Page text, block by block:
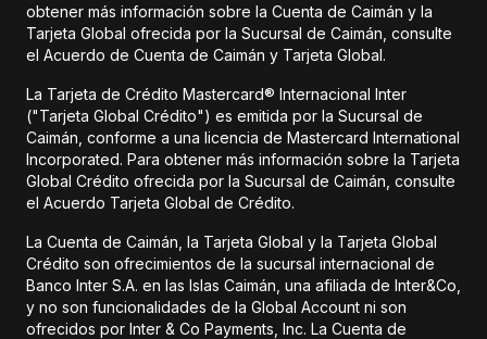
obtener más información sobre la Cuenta de Caimán y la
Tarjeta Global ofrecida por la Sucursal de Caimán, consulte
el Acuerdo de Cuenta de Caimán y Tarjeta Global.
La Tarjeta de Crédito Mastercard® Internacional Inter
("Tarjeta Global Crédito") es emitida por la Sucursal de
Caimán, conforme a una licencia de Mastercard International
Incorporated. Para obtener más información sobre la Tarjeta
Global Crédito ofrecida por la Sucursal de Caimán, consulte
el Acuerdo Tarjeta Global de Crédito.
La Cuenta de Caimán, la Tarjeta Global y la Tarjeta Global
Crédito son ofrecimientos de la sucursal internacional de
Banco Inter S.A. en las Islas Caimán, una afiliada de Inter&Co,
y no son funcionalidades de la Global Account ni son
ofrecidos por Inter & Co Payments, Inc. La Cuenta de